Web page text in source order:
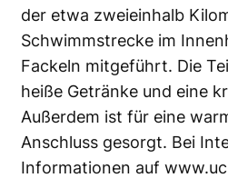
der etwa zweieinhalb
Schwimmstrecke im
Fackeln mitgeführt. Die
heiße Getränke und eine
Außerdem ist für eine
Anschluss gesorgt. Bei
Informationen auf